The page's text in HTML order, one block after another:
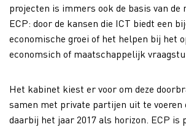
projecten is immers ook de basis van de
ECP: door de kansen die ICT biedt een
economische groei of het helpen bij het
economsich of maatschappelijk
Het kabinet kiest er voor om deze
samen met private partijen uit te voeren
daarbij het jaar 2017 als horizon. ECP is